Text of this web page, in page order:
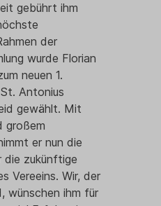
gebührt ihm
der
wurde Florian
neuen 1.
Antonius
gewählt. Mit
großem
er nun die
zukünftige
Vereeins. Wir, der
wünschen ihm für